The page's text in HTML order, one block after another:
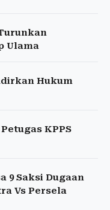
Ulama
Hukum
KPPS
9 Saksi Dugaan
Vs Persela